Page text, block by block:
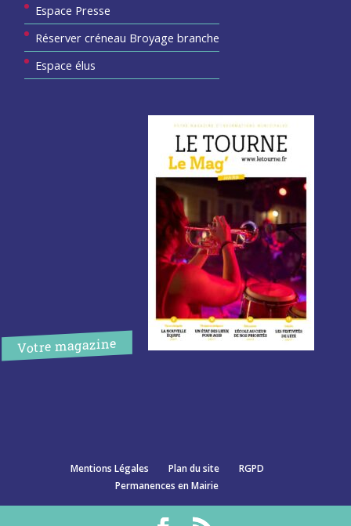
Espace Presse
Réserver créneau Broyage branche
Espace élus
Votre magazine
Mentions Légales Plan du site
RGPD
Permanences en Mairie